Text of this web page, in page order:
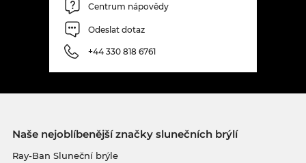
Centrum nápovědy
Odeslat dotaz
+44 330 818 6761
Naše nejoblíbenější značky slunečních brýlí
Ray-Ban Sluneční brýle